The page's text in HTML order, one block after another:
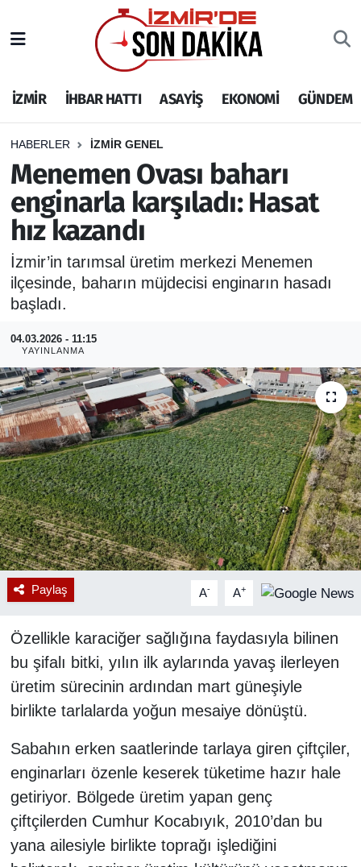
İZMİR İHBAR HATTI ASAYİŞ EKONOMİ GÜNDEM
HABERLER İZMİR GENEL
Menemen Ovası baharı
enginarla karşıladı: Hasat
hız kazandı
İzmir’in tarımsal üretim merkezi Menemen
ilçesinde, baharın müjdecisi enginarın hasadı
başladı.
04.03.2026 - 11:15
YAYINLANMA
Paylaş A- A+
Özellikle karaciğer sağlığına faydasıyla bilinen
bu şifalı bitki, yılın ilk aylarında yavaş ilerleyen
üretim sürecinin ardından mart güneşiyle
birlikte tarlalarda yoğun mesaiye dönüştü.
Sabahın erken saatlerinde tarlaya giren çiftçiler,
enginarları özenle keserek tüketime hazır hale
getiriyor. Bölgede üretim yapan genç
çiftçilerden Cumhur Kocabıyık, 2010’dan bu
yana ailesiyle birlikte toprağı işlediğini
İHBAR HATTI
DEPREM
GENEL
EKONOMİ
SİYASET
SPOR
ASAYİŞ
RESMİ REKLAM
İzmir Nöbetçi Eczaneler
İzmir Hava Durumu
İzmir Namaz Vakitleri
İzmir Trafik Yoğunluk Haritası
Puan Durumu ve Fikstür
Tüm Manşetler
Son Dakika Haberleri
Haber Arşivi